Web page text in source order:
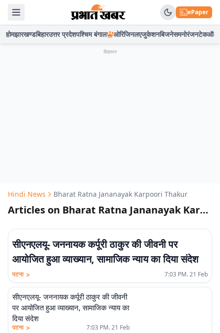
ePaper
होमझारखण्डबिहारउत्तर प्रदेशपश्चिम बंगाल ओरिजिनलएजुकेशनबिजनेसमनोरंजनटेकऑटो
विज्ञापन
Hindi News Bharat Ratna Jananayak Karpoori Thakur
Articles on Bharat Ratna Jananayak Karpoori Thakur
सीएनएलयू- जननायक कर्पूरी ठाकुर की जीवनी पर
आयोजित हुआ व्याख्यान, सामाजिक न्याय का दिया संदेश
पटना > 7:03 PM. 21 Feb
सीएनएलयू- जननायक कर्पूरी ठाकुर की जीवनी
पर आयोजित हुआ व्याख्यान, सामाजिक न्याय का
दिया संदेश
पटना > 7:03 PM. 21 Feb